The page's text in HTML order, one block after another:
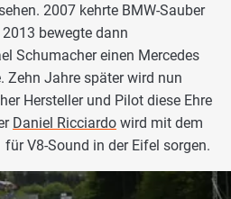
2007 kehrte BMW-Sauber
bewegte dann
Schumacher einen Mercedes
Zehn Jahre später wird nun
Hersteller und Pilot diese Ehre
Daniel Ricciardo wird mit dem
V8-Sound in der Eifel sorgen.